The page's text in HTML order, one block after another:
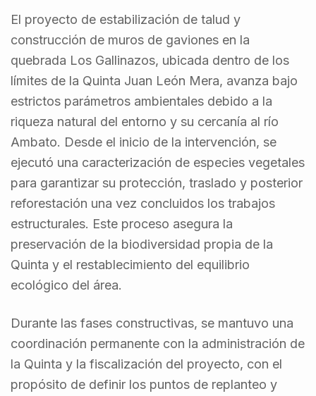
El proyecto de estabilización de talud y
construcción de muros de gaviones en la
quebrada Los Gallinazos, ubicada dentro de los
límites de la Quinta Juan León Mera, avanza bajo
estrictos parámetros ambientales debido a la
riqueza natural del entorno y su cercanía al río
Ambato. Desde el inicio de la intervención, se
ejecutó una caracterización de especies vegetales
para garantizar su protección, traslado y posterior
reforestación una vez concluidos los trabajos
estructurales. Este proceso asegura la
preservación de la biodiversidad propia de la
Quinta y el restablecimiento del equilibrio
ecológico del área.
Durante las fases constructivas, se mantuvo una
coordinación permanente con la administración de
la Quinta y la fiscalización del proyecto, con el
propósito de definir los puntos de replanteo y